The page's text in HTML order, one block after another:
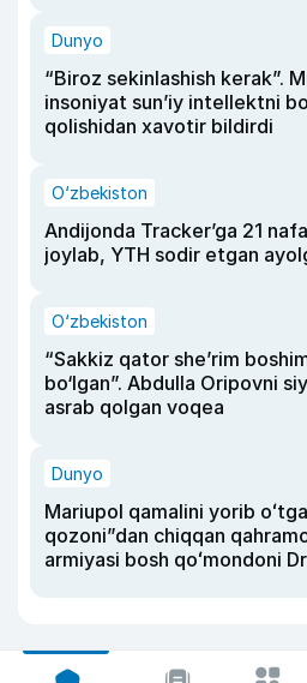
Dunyo
“Biroz sekinlashish kerak”.
insoniyat sun’iy intellektni
qolishidan xavotir bildirdi
O‘zbekiston
Andijonda Tracker’ga 21
joylab, YTH sodir etgan
O‘zbekiston
“Sakkiz qator she’rim
bo‘lgan”. Abdulla Oripovni
asrab qolgan voqea
Dunyo
Mariupol qamalini yorib
qozoni”dan chiqqan
armiyasi bosh qoʻmondoni